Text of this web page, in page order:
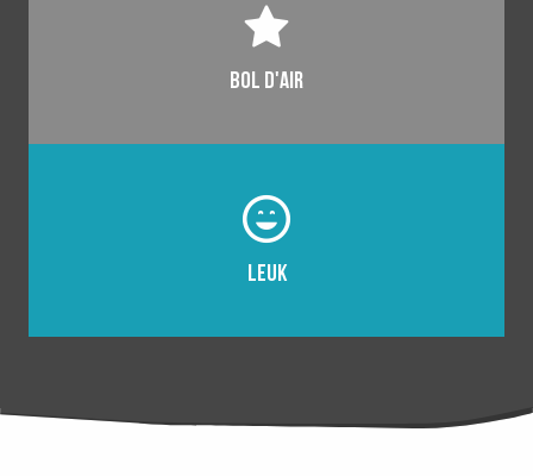
Bol d'Air
Leuk